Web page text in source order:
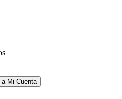
a Mi Cuenta